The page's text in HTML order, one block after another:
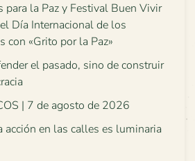
para la Paz y Festival Buen Vivir
Día Internacional de los
con «Grito por la Paz»
el pasado, sino de construir
| 7 de agosto de 2026
acción en las calles es luminaria